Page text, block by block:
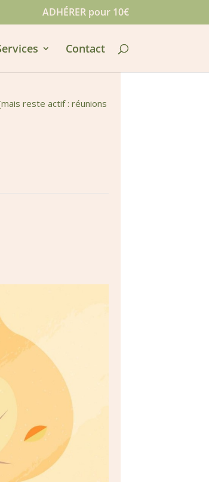
ADHÉRER pour 10€
Contact
reste actif : réunions